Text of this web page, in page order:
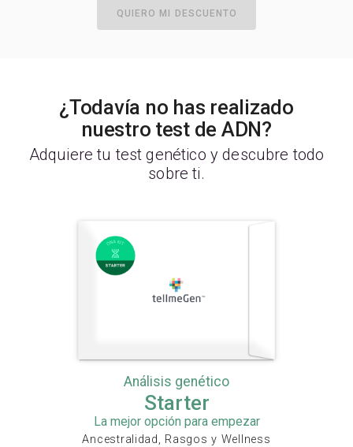
QUIERO MI DESCUENTO
¿Todavía no has realizado
nuestro test de ADN?
Adquiere tu test genético y descubre todo
sobre ti.
Análisis genético
Starter
La mejor opción para empezar
Ancestralidad, Rasgos y Wellness